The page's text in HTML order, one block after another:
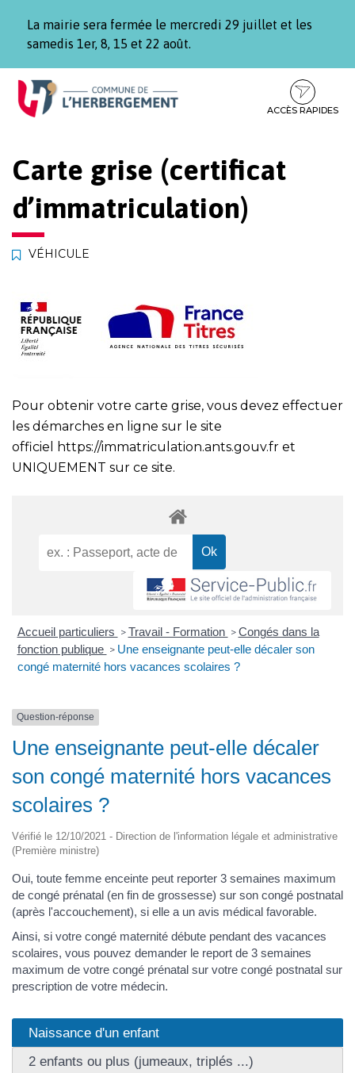
La mairie sera fermée le mercredi 29 juillet et les
samedis 1er, 8, 15 et 22 août.
Aller
Aller
contenu
Aller
pied
ACCÈS RAPIDES
Carte grise (certificat
d’immatriculation)
VÉHICULE
Pour obtenir votre carte grise, vous devez effectuer
les démarches en ligne sur le site
officiel
https://immatriculation.ants.gouv.fr et
UNIQUEMENT sur ce site.
Accueil particuliers > Travail - Formation > Congés dans la
fonction publique > Une enseignante peut-elle décaler son
congé maternité hors vacances scolaires ?
Question-réponse
Une enseignante peut-elle décaler
son congé maternité hors vacances
scolaires ?
Vérifié le 12/10/2021 - Direction de l'information légale et administrative
(Première ministre)
Oui, toute femme enceinte peut reporter 3 semaines maximum
de congé prénatal (en fin de grossesse) sur son congé postnatal
(après l'accouchement), si elle a un avis médical favorable.
Ainsi, si votre congé maternité débute pendant des vacances
scolaires, vous pouvez demander le report de 3 semaines
maximum de votre congé prénatal sur votre congé postnatal sur
prescription de votre médecin.
Naissance d'un enfant
2 enfants ou plus (jumeaux, triplés ...)